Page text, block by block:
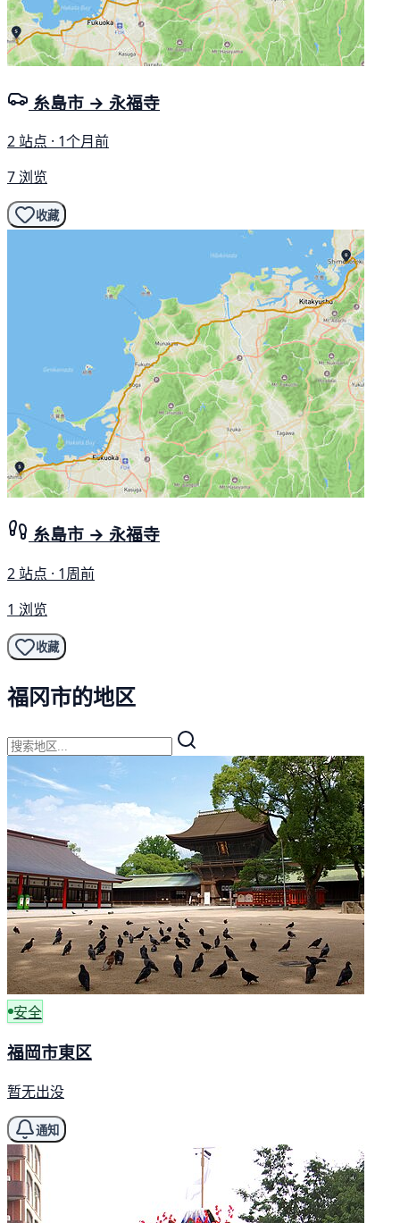
糸島市 → 永福寺
2 站点 · 1个月前
7 浏览
收藏
糸島市 → 永福寺
2 站点 · 1周前
1 浏览
收藏
福冈市的地区
安全
福岡市東区
暂无出没
通知